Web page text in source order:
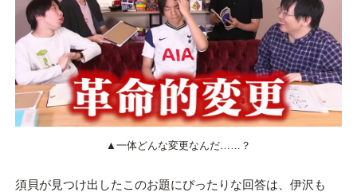
▲一体どんな変更なんだ……？
須貝が見つけ出したこのお題にぴったりな回答は、伊沢も